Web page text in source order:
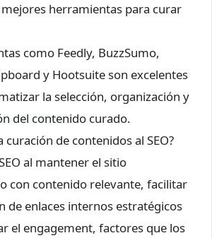
mejores herramientas para curar
como Feedly, BuzzSumo,
y Hootsuite son excelentes
la selección, organización y
del contenido curado.
curación de contenidos al SEO?
al mantener el sitio
con contenido relevante, facilitar
de enlaces internos estratégicos
el engagement, factores que los